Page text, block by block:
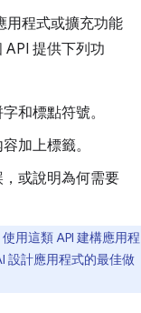
用程式或擴充功能
API 提供下列功
和標點符號。
加上標籤。
，或說明為何需要
用這類 API 建構應用程
設計應用程式的最佳做